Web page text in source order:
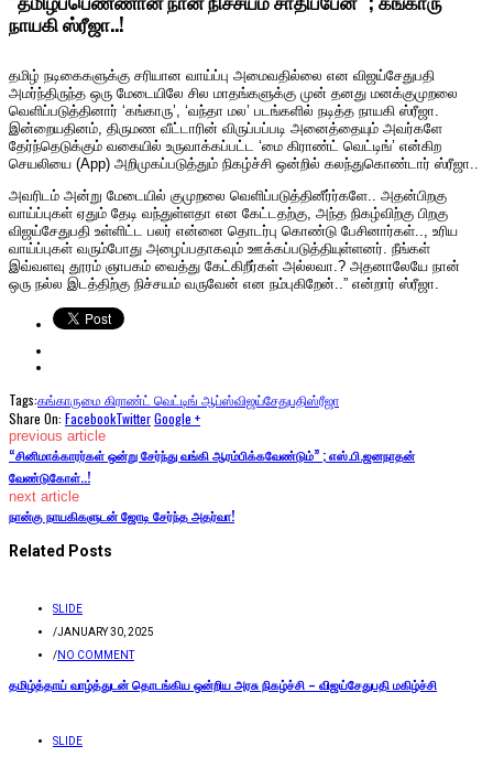
நாயகி ஸ்ரீஜா..!
தமிழ் நடிகைகளுக்கு சரியான வாய்ப்பு அமைவதில்லை என விஜய்சேதுபதி
அமர்ந்திருந்த ஒரு மேடையிலே சில மாதங்களுக்கு முன் தனது மனக்குமுறலை
வெளிப்படுத்தினார் ‘கங்காரு’, ‘வந்தா மல’ படங்களில் நடித்த நாயகி ஸ்ரீஜா.
இன்றையதினம், திருமண வீட்டாரின் விருப்பப்படி அனைத்தையும் அவர்களே
தேர்ந்தெடுக்கும் வகையில் உருவாக்கப்பட்ட ‘மை கிராண்ட் வெட்டிங்’ என்கிற
செயலியை (App) அறிமுகப்படுத்தும் நிகழ்ச்சி ஒன்றில் கலந்துகொண்டார் ஸ்ரீஜா..
அவரிடம் அன்று மேடையில் குமுறலை வெளிப்படுத்தினீர்ர்களே.. அதன்பிறகு
வாய்ப்புகள் ஏதும் தேடி வந்துள்ளதா என கேட்டதற்கு, அந்த நிகழ்விற்கு பிறகு
விஜய்சேதுபதி உள்ளிட்ட பலர் என்னை தொடர்பு கொண்டு பேசினார்கள்.., உரிய
வாய்ப்புகள் வரும்போது அழைப்பதாகவும் ஊக்கப்படுத்தியுள்ளனர். நீங்கள்
இவ்வளவு தூரம் ஞாபகம் வைத்து கேட்கிறீர்கள் அல்லவா.? அதனாலேயே நான்
ஒரு நல்ல இடத்திற்கு நிச்சயம் வருவேன் என நம்புகிறேன்..” என்றார் ஸ்ரீஜா.
Tags:கங்காருமை கிராண்ட் வெட்டிங் ஆப்ஸ்விஜய்சேதுபதிஸ்ரீஜா
Share On: FacebookTwitterGoogle +
previous article
“சினிமாக்காரர்கள் ஒன்று சேர்ந்து வங்கி ஆரம்பிக்கவேண்டும்” ; எஸ்.பி.ஜனநாதன்
வேண்டுகோள்..!
next article
நான்கு நாயகிகளுடன் ஜோடி சேர்ந்த அதர்வா!
Related Posts
SLIDE
/JANUARY 30, 2025
/NO COMMENT
தமிழ்த்தாய் வாழ்த்துடன் தொடங்கிய ஒன்றிய அரசு நிகழ்ச்சி – விஜய்சேதுபதி மகிழ்ச்சி
SLIDE